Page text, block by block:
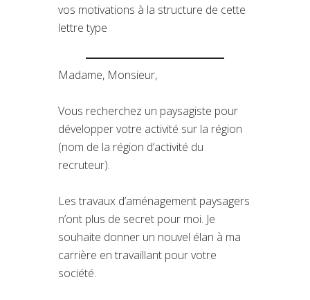
vos motivations à la structure de cette
lettre type
Madame, Monsieur,
Vous recherchez un paysagiste pour
développer votre activité sur la région
(nom de la région d’activité du
recruteur).
Les travaux d’aménagement paysagers
n’ont plus de secret pour moi. Je
souhaite donner un nouvel élan à ma
carrière en travaillant pour votre
société.